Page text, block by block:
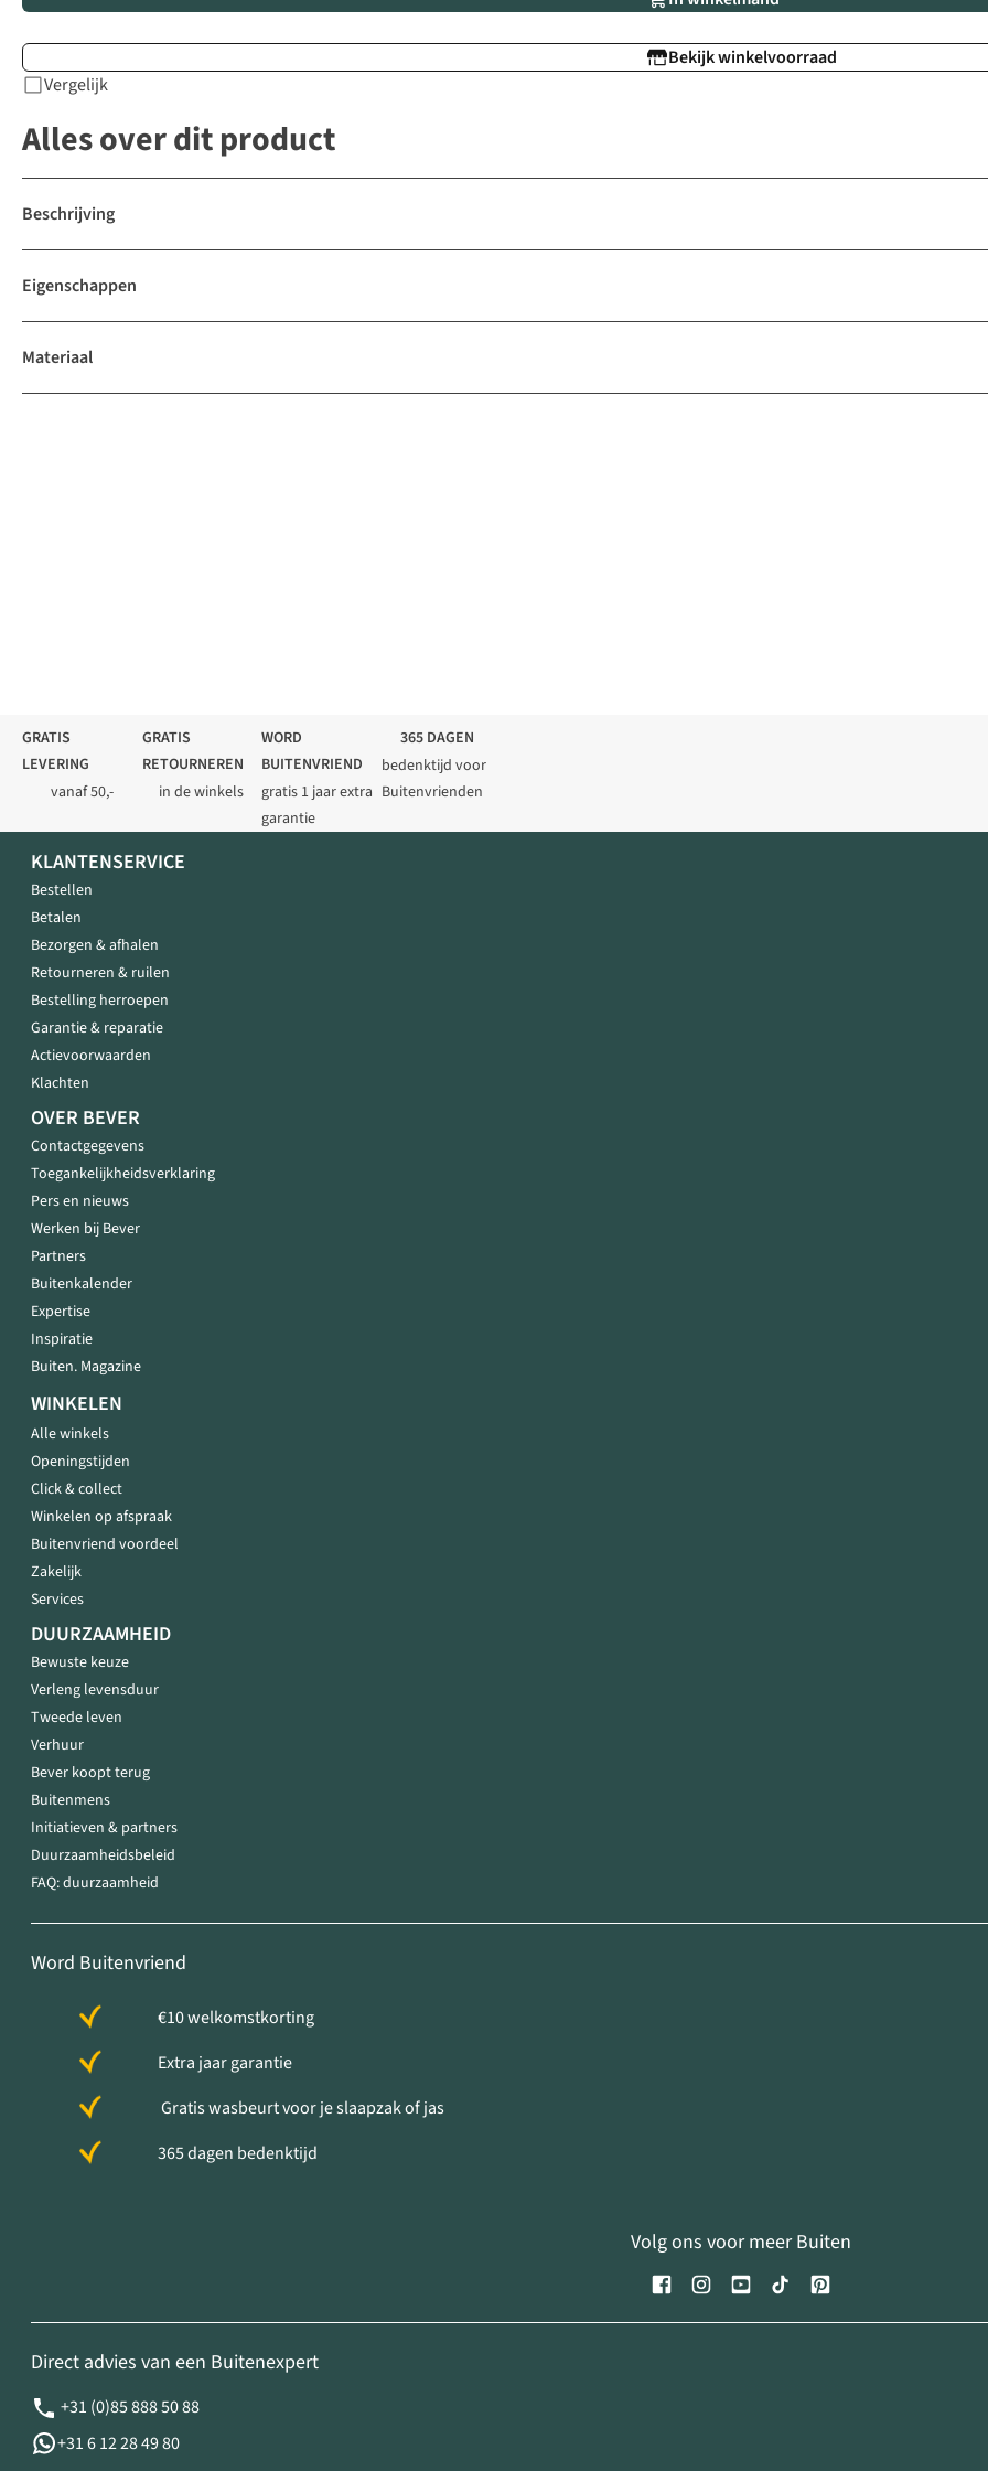
Bekijk winkelvoorraad
Vergelijk
Alles over dit product
Beschrijving
Eigenschappen
Materiaal
GRATIS
LEVERING
vanaf 50,-
GRATIS
RETOURNEREN
in de winkels
WORD
BUITENVRIEND
gratis 1 jaar extra
garantie
365 DAGEN
bedenktijd voor
Buitenvrienden
KLANTENSERVICE
Bestellen
Betalen
Bezorgen & afhalen
Retourneren & ruilen
Bestelling herroepen
Garantie & reparatie
Actievoorwaarden
Klachten
OVER BEVER
Contactgegevens
Toegankelijkheidsverklaring
Pers en nieuws
Werken bij Bever
Partners
Buitenkalender
Expertise
Inspiratie
Buiten. Magazine
WINKELEN
Alle winkels
Openingstijden
Click & collect
Winkelen op afspraak
Buitenvriend voordeel
Zakelijk
Services
DUURZAAMHEID
Bewuste keuze
Verleng levensduur
Tweede leven
Verhuur
Bever koopt terug
Buitenmens
Initiatieven & partners
Duurzaamheidsbeleid
FAQ: duurzaamheid
Word Buitenvriend
€10 welkomstkorting
Extra jaar garantie
Gratis wasbeurt voor je slaapzak of jas
365 dagen bedenktijd
Volg ons voor meer Buiten
Direct advies van een Buitenexpert
+31 (0)85 888 50 88
+31 6 12 28 49 80